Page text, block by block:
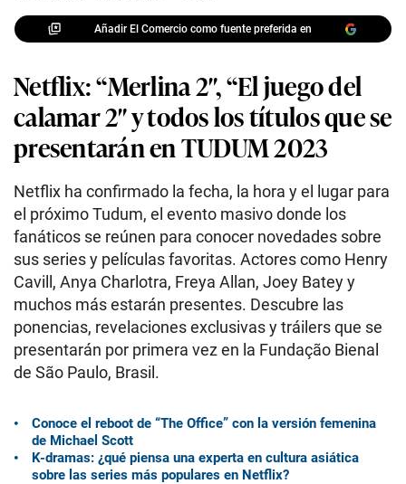
Añadir El Comercio como fuente preferida en
Netflix: “Merlina 2″, “El juego del
calamar 2″ y todos los títulos que se
presentarán en TUDUM 2023
Netflix ha confirmado la fecha, la hora y el lugar para
el próximo Tudum, el evento masivo donde los
fanáticos se reúnen para conocer novedades sobre
sus series y películas favoritas. Actores como Henry
Cavill, Anya Charlotra, Freya Allan, Joey Batey y
muchos más estarán presentes. Descubre las
ponencias, revelaciones exclusivas y tráilers que se
presentarán por primera vez en la Fundação Bienal
de São Paulo, Brasil.
Conoce el reboot de “The Office” con la versión femenina
de Michael Scott
K-dramas: ¿qué piensa una experta en cultura asiática
sobre las series más populares en Netflix?